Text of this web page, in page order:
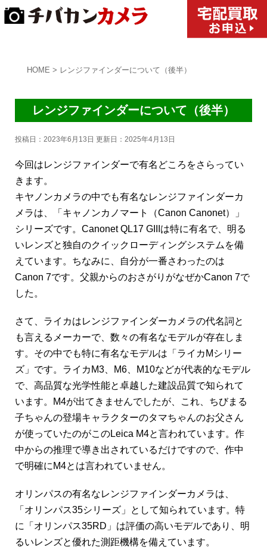
HOME > レンジファインダーについて（後半）
レンジファインダーについて（後半）
投稿日：2023年6月13日 更新日： 2025年4月13日
今回はレンジファインダーで有名どころをさらってい
きます。
キヤノンカメラの中でも有名なレンジファインダーカ
メラは、「キャノンカノマート（Canon Canonet）」
シリーズです。Canonet QL17 GIIIは特に有名で、明る
いレンズと独自のクイックローディングシステムを備
えています。ちなみに、自分が一番さわったのは
Canon 7です。父親からのおさがりがなぜかCanon 7で
した。
さて、ライカはレンジファインダーカメラの代名詞と
も言えるメーカーで、数々の有名なモデルが存在しま
す。その中でも特に有名なモデルは「ライカMシリー
ズ」です。ライカM3、M6、M10などが代表的なモデル
で、高品質な光学性能と卓越した建設品質で知られて
います。M4が出てきませんでしたが、これ、ちびまる
子ちゃんの登場キャラクターのタマちゃんのお父さん
が使っていたのがこのLeica M4と言われています。作
中からの推理で導き出されているだけですので、作中
で明確にM4とは言われていません。
オリンパスの有名なレンジファインダーカメラは、
「オリンパス35シリーズ」として知られています。特
に「オリンパス35RD」は評価の高いモデルであり、明
るいレンズと優れた測距機構を備えています。